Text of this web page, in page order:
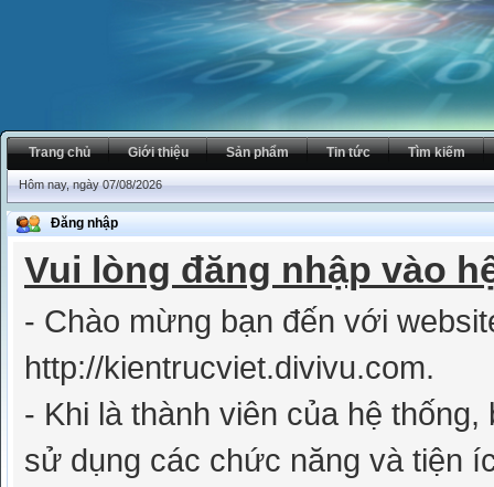
Trang chủ Giới thiệu Sản phẩm Tin tức Tìm kiếm
Hôm nay, ngày 07/08/2026
Đăng nhập
Vui lòng đăng nhập vào
- Chào mừng bạn đến với
http://kientrucviet.divivu.com.
- Khi là thành viên của hệ
sử dụng các chức năng và tiện